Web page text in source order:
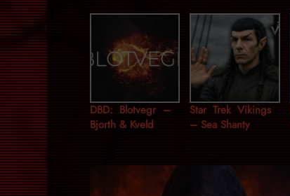
DBD: Blotvegr –
Bjorth & Kveld
Star Trek Vikings
– Sea Shanty